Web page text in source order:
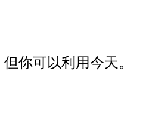
你可以利用今天。